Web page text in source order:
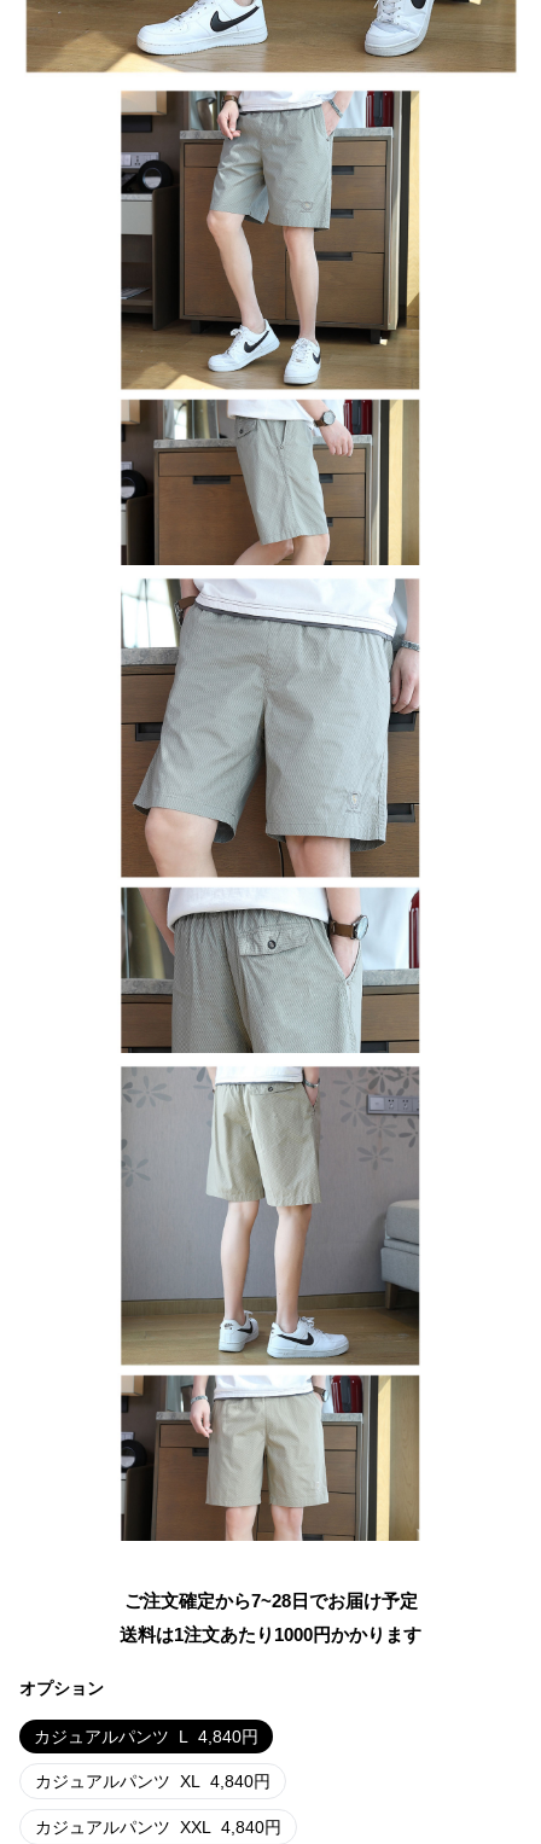
ご注文確定から7~28日でお届け予定
送料は1注文あたり 1000円かかります
オプション
カジュアルパンツ L 4,840円
カジュアルパンツ XL 4,840円
カジュアルパンツ XXL 4,840円